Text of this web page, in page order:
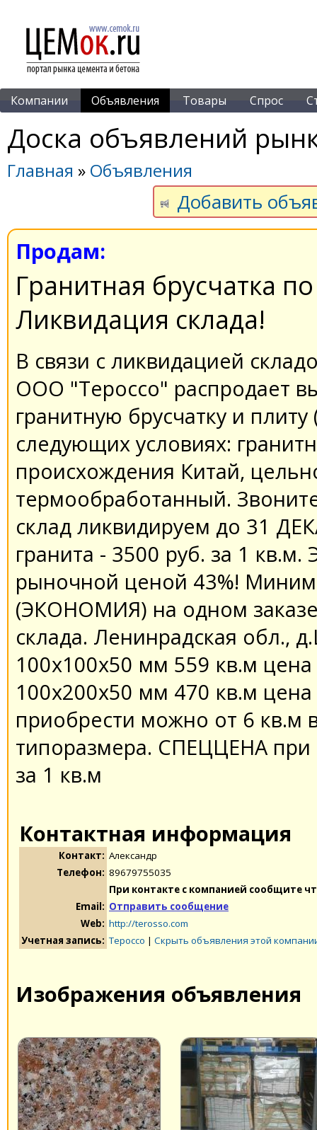
Компании Объявления Товары Спрос
Доска объявлений
Главная » Объявления
Добавить
Продам:
Гранитная брусчатка
Ликвидация склада!
В связи с ликвидацией
ООО "Тероссо" распродает
гранитную брусчатку и
следующих условиях:
происхождения Китай,
термообработанный.
склад ликвидируем до 31
гранита - 3500 руб. за 1
рыночной ценой 43%!
(ЭКОНОМИЯ) на одном
склада. Ленинрадская обл.,
100х100х50 мм 559 кв.м цена
100х200х50 мм 470 кв.м
приобрести можно от 6 кв.м
типоразмера. СПЕЦЦЕНА при
за 1 кв.м
Контактная информация
Контакт: Александр
Телефон: 89679755035
При контакте с компанией сообщите
Email: Отправить сообщение
Web: http://terosso.com
Учетная запись: Тероссо | Скрыть объявления этой
Изображения объявления